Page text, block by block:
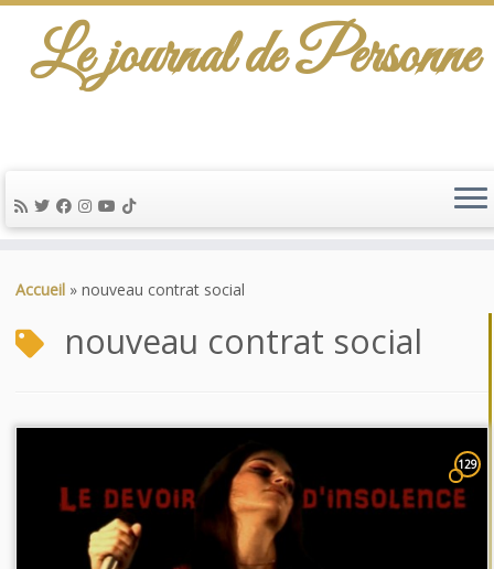
au
Le journal de Personne
Accueil » nouveau contrat social
nouveau contrat social
129